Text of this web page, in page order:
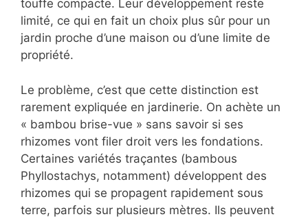
touffe compacte. Leur développement reste
limité, ce qui en fait un choix plus sûr pour un
jardin proche d’une maison ou d’une limite de
propriété.
Le problème, c’est que cette distinction est
rarement expliquée en jardinerie. On achète un
« bambou brise-vue » sans savoir si ses
rhizomes vont filer droit vers les fondations.
Certaines variétés traçantes (bambous
Phyllostachys, notamment) développent des
rhizomes qui se propagent rapidement sous
terre, parfois sur plusieurs mètres. Ils peuvent